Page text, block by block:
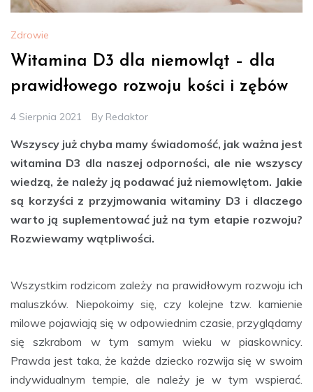
Zdrowie
Witamina D3 dla niemowląt – dla
prawidłowego rozwoju kości i zębów
4 Sierpnia 2021 By Redaktor
Wszyscy już chyba mamy świadomość, jak ważna jest
witamina D3 dla naszej odporności, ale nie wszyscy
wiedzą, że należy ją podawać już niemowlętom. Jakie
są korzyści z przyjmowania witaminy D3 i dlaczego
warto ją suplementować już na tym etapie rozwoju?
Rozwiewamy wątpliwości.
Wszystkim rodzicom zależy na prawidłowym rozwoju ich
maluszków. Niepokoimy się, czy kolejne tzw. kamienie
milowe pojawiają się w odpowiednim czasie, przyglądamy
się szkrabom w tym samym wieku w piaskownicy.
Prawda jest taka, że każde dziecko rozwija się w swoim
indywidualnym tempie, ale należy je w tym wspierać.